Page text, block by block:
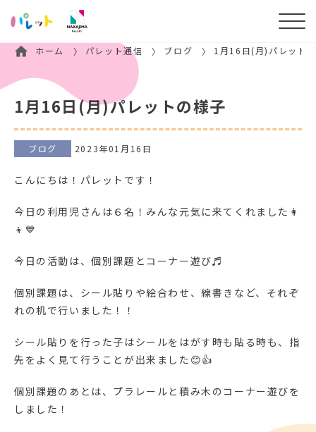
ホーム パレット通信 ブログ 1月16日(月)パレット
1月16日(月)パレットの様子
ブログ 2023年01月16日
こんにちは！パレットです！
今日の利用児さんは６名！みんな元気に来てくれました👩
👦💙
今日の活動は、個別課題とコーナー遊び♬
個別課題は、シール貼りや絵合わせ、線書きなど、それぞ
れの机で行いました！！
シール貼りを行った子はシールをはがす時も貼る時も、指
先をよく見て行うことが出来ました😊👍
個別課題のあとは、プラレールと積み木のコーナー遊びを
しました！